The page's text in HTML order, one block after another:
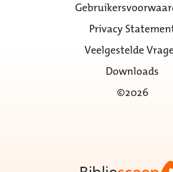
Privacy
Veelgestelde
Downloads
©2026